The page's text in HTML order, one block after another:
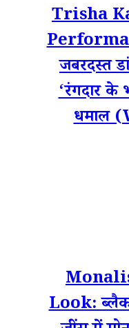
Trisha
जबरदस्त
‘रंगदार के
धमाल
Look: ब्लैक